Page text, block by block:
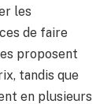
les
de faire
proposent
tandis que
en plusieurs